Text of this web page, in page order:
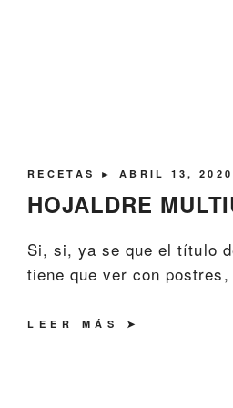
RECETAS ► ABRIL 13, 2020
HOJALDRE
Si, si, ya se que el título
tiene que ver con
LEER MÁS